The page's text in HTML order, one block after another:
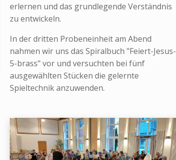
erlernen und das grundlegende Verständnis
zu entwickeln.
In der dritten Probeneinheit am Abend
nahmen wir uns das Spiralbuch "Feiert-Jesus-
5-brass" vor und versuchten bei fünf
ausgewählten Stücken die gelernte
Spieltechnik anzuwenden.